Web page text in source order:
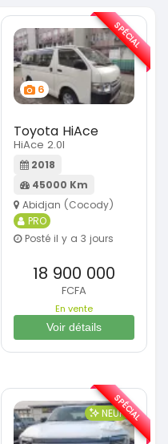
6
Toyota HiAce
HiAce 2.0l
2018
45000 Km
Abidjan (Cocody)
PRO
Posté il y a 3 jours
18 900 000
FCFA
En vente
Voir détails
SPÉCIAL
NEUFSPÉCIAL